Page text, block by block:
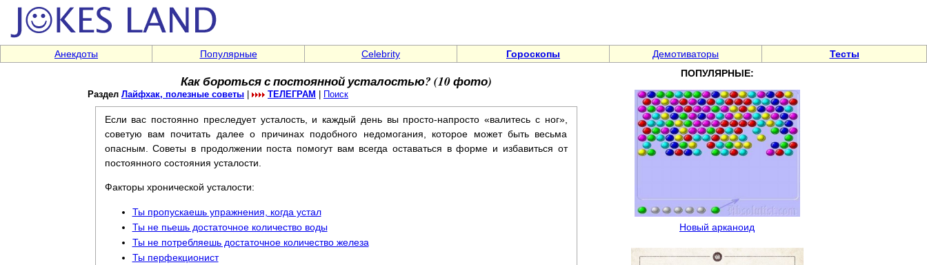
Анекдоты Популярные Celebrity Гороскопы Демотиваторы Тесты
Как бороться с постоянной усталостью? (10 фото)
Раздел Лайфхак, полезные советы ТЕЛЕГРАМ Поиск
Если вас постоянно преследует усталость, и каждый день вы просто-напросто «валитесь с ног»,
советую вам почитать далее о причинах подобного недомогания, которое может быть весьма
опасным. Советы в продолжении поста помогут вам всегда оставаться в форме и избавиться от
постоянного состояния усталости.
Факторы хронической усталости:
Ты пропускаешь упражнения, когда устал
Ты не пьешь достаточное количество воды
Ты не потребляешь достаточное количество железа
Ты перфекционист
ПОПУЛЯРНЫЕ:
Новый арканоид